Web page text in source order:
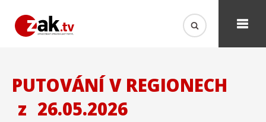
PUTOVÁNÍ V REGIONECH
z 26.05.2026